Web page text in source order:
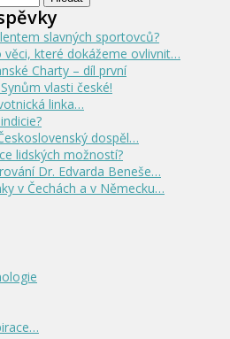
slavných sportovců?
věci, které dokážeme ovlivnit…
Charty – díl první
vlasti české!
linka…
dospěl…
lidských možností?
Dr. Edvarda Beneše…
v Čechách a v Německu…